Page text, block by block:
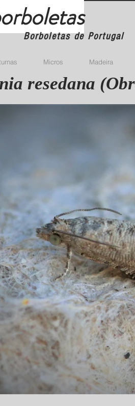
Borboletas de Portugal
Micros Madeira
resedana